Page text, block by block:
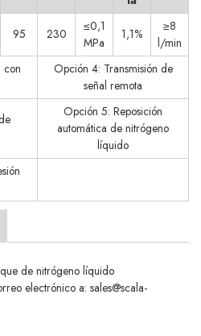
95 230
≤0,1
MPa
1,1%
≥8
l/min
con
Opción 4: Transmisión de
señal remota
Opción 5: Reposición
automática de nitrógeno
líquido
de nitrógeno líquido
electrónico a: sales@scala-